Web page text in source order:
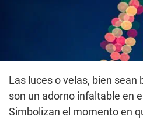
Las luces o velas, bien sean
son un adorno infaltable en
Simbolizan el momento en